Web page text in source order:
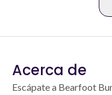
Acerca de
Escápate a Bearfoot